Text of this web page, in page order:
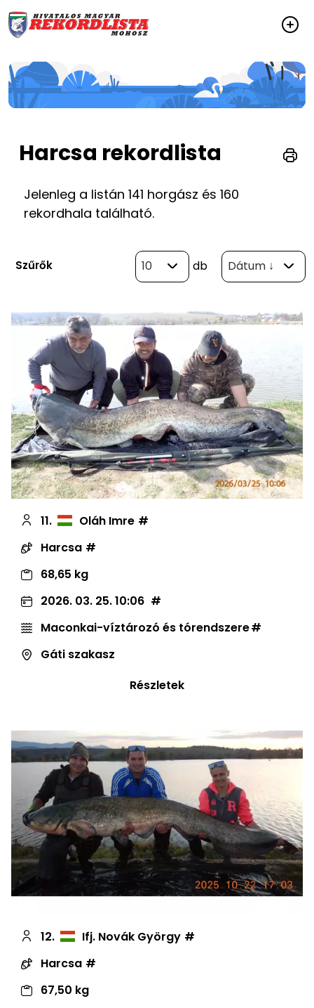
Harcsa rekordlista
Jelenleg a listán 141 horgász és 160
rekordhala található.
Szűrők 10 db Dátum ↓
11.
Oláh Imre
Harcsa
68,65 kg
2026. 03. 25. 10:06
Maconkai-víztározó és tórendszere
Gáti szakasz
Részletek
12.
Ifj. Novák György
Harcsa
67,50 kg